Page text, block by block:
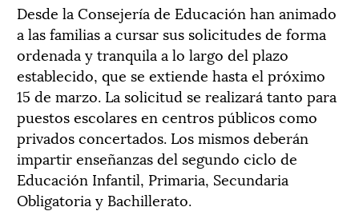
Desde la Consejería de Educación han animado
a las familias a cursar sus solicitudes de forma
ordenada y tranquila a lo largo del plazo
establecido, que se extiende hasta el próximo
15 de marzo. La solicitud se realizará tanto para
puestos escolares en centros públicos como
privados concertados. Los mismos deberán
impartir enseñanzas del segundo ciclo de
Educación Infantil, Primaria, Secundaria
Obligatoria y Bachillerato.